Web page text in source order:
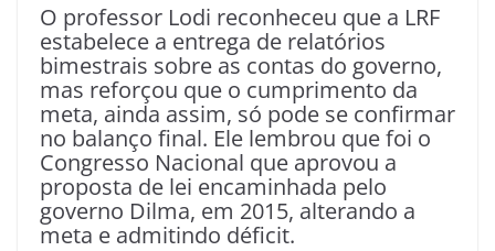
O professor Lodi reconheceu que a LRF
estabelece a entrega de relatórios
bimestrais sobre as contas do governo,
mas reforçou que o cumprimento da
meta, ainda assim, só pode se confirmar
no balanço final. Ele lembrou que foi o
Congresso Nacional que aprovou a
proposta de lei encaminhada pelo
governo Dilma, em 2015, alterando a
meta e admitindo déficit.